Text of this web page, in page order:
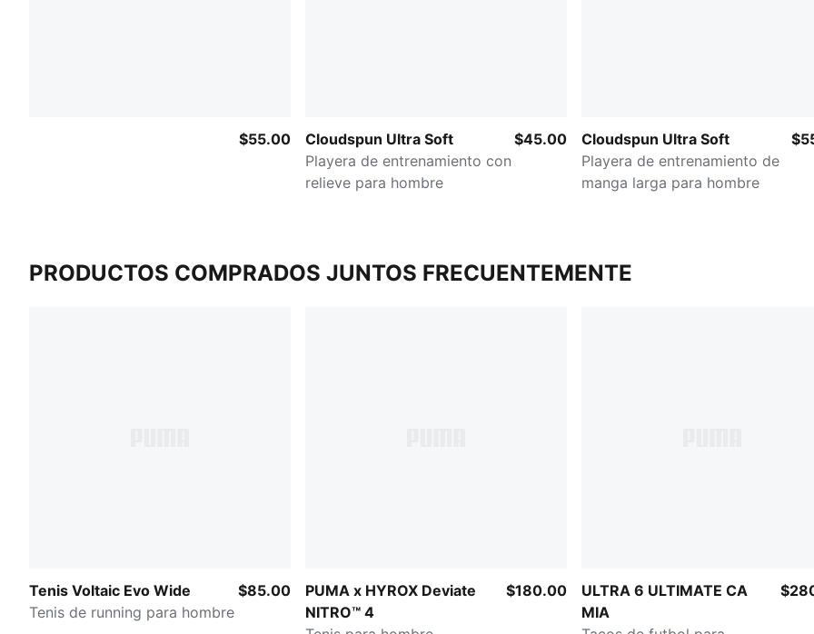
$55.00
Cloudspun Ultra Soft
Playera de entrenamiento con
relieve para hombre
$45.00
Cloudspun Ultra Soft
Playera de entrenamiento de
manga larga para hombre
PRODUCTOS COMPRADOS JUNTOS FRECUENTEMENTE
Tenis Voltaic Evo Wide
Tenis de running para hombre
$85.00
PUMA x HYROX Deviate
NITRO™ 4
$180.00
ULTRA 6 ULTIMATE CA
MIA